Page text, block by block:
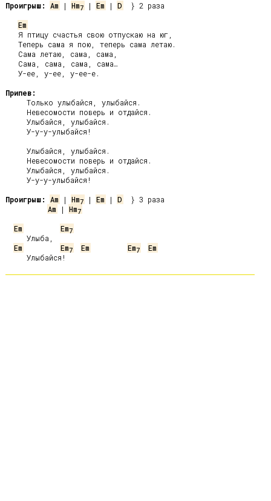
Проигрыш:
Am | Hm7 | Em | D
  } 2 раза
Em
Припев:
Проигрыш:
Am | Hm7 | Em | D
Am | Hm7
Em Em7
Em
Em7 Em Em7
Em